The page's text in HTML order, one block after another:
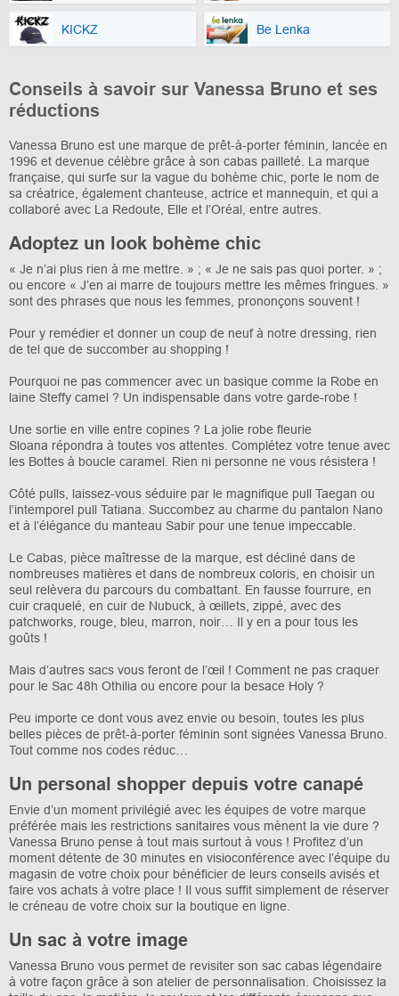
KICKZ Be Lenka
Conseils à savoir sur Vanessa Bruno et ses
réductions
Vanessa Bruno est une marque de prêt-à-porter féminin, lancée en
1996 et devenue célèbre grâce à son cabas pailleté. La marque
française, qui surfe sur la vague du bohème chic, porte le nom de
sa créatrice, également chanteuse, actrice et mannequin, et qui a
collaboré avec La Redoute, Elle et l’Oréal, entre autres.
Adoptez un look bohème chic
« Je n’ai plus rien à me mettre. » ; « Je ne sais pas quoi porter. » ;
ou encore « J’en ai marre de toujours mettre les mêmes fringues. »
sont des phrases que nous les femmes, prononçons souvent !
Pour y remédier et donner un coup de neuf à notre dressing, rien
de tel que de succomber au shopping !
Pourquoi ne pas commencer avec un basique comme la Robe en
laine Steffy camel ? Un indispensable dans votre garde-robe !
Une sortie en ville entre copines ? La jolie robe fleurie
Sloana répondra à toutes vos attentes. Complétez votre tenue avec
les Bottes à boucle caramel. Rien ni personne ne vous résistera !
Côté pulls, laissez-vous séduire par le magnifique pull Taegan ou
l’intemporel pull Tatiana. Succombez au charme du pantalon Nano
et à l’élégance du manteau Sabir pour une tenue impeccable.
Le Cabas, pièce maîtresse de la marque, est décliné dans de
nombreuses matières et dans de nombreux coloris, en choisir un
seul relèvera du parcours du combattant. En fausse fourrure, en
cuir craquelé, en cuir de Nubuck, à œillets, zippé, avec des
patchworks, rouge, bleu, marron, noir… Il y en a pour tous les
goûts !
Mais d’autres sacs vous feront de l’œil ! Comment ne pas craquer
pour le Sac 48h Othilia ou encore pour la besace Holy ?
Peu importe ce dont vous avez envie ou besoin, toutes les plus
belles pièces de prêt-à-porter féminin sont signées Vanessa Bruno.
Tout comme nos codes réduc…
Un personal shopper depuis votre canapé
Envie d’un moment privilégié avec les équipes de votre marque
préférée mais les restrictions sanitaires vous mènent la vie dure ?
Vanessa Bruno pense à tout mais surtout à vous ! Profitez d’un
moment détente de 30 minutes en visioconférence avec l’équipe du
magasin de votre choix pour bénéficier de leurs conseils avisés et
faire vos achats à votre place ! Il vous suffit simplement de réserver
le créneau de votre choix sur la boutique en ligne.
Un sac à votre image
Vanessa Bruno vous permet de revisiter son sac cabas légendaire
à votre façon grâce à son atelier de personnalisation. Choisissez la